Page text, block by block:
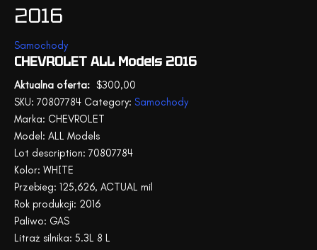
2016
Samochody
CHEVROLET ALL Models 2016
$300,00
SKU: 70807784 Category: Samochody
Marka: CHEVROLET
Model: ALL Models
Lot description: 70807784
Kolor: WHITE
Przebieg: 125,626, ACTUAL mil
Rok produkcji: 2016
Paliwo: GAS
Litraż silnika: 5.3L 8 L